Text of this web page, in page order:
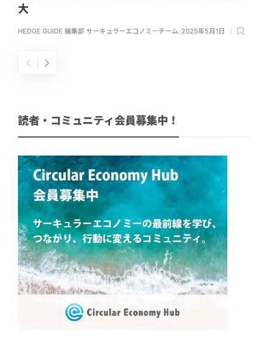
大
HEDGE GUIDE 編集部 サーキュラーエコノミーチーム 2025年5月1日
読者・コミュニティ会員募集中！